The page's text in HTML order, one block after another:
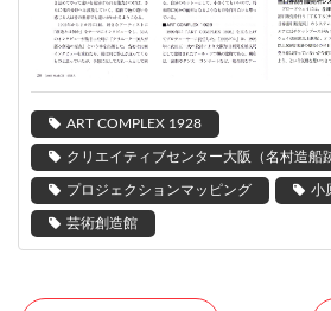
ART COMPLEX 1928
クリエイティブセンター大阪（名村造船
プロジェクションマッピング 小
芸術創造館